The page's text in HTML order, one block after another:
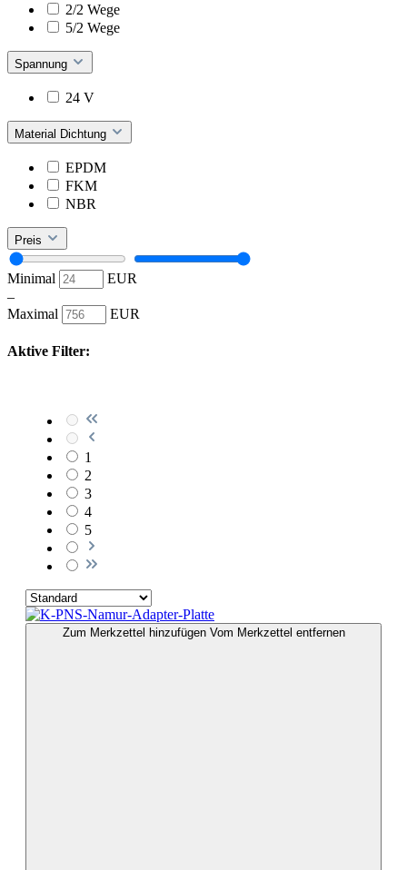
2/2 Wege
5/2 Wege
Spannung
24 V
Material Dichtung
EPDM
FKM
NBR
Preis
Minimal
EUR
–
Maximal
EUR
Aktive Filter:
1
2
3
4
5
Zum Merkzettel hinzufügen Vom Merkzettel entfernen